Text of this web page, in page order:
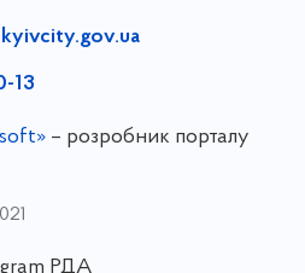
13
– розробник порталу
РДА